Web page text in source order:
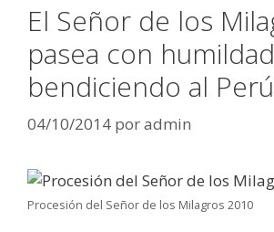
El Señor de los
pasea con humildad
bendiciendo al
04/10/2014 poradmin
Procesión del Señor de los Milagros 2010